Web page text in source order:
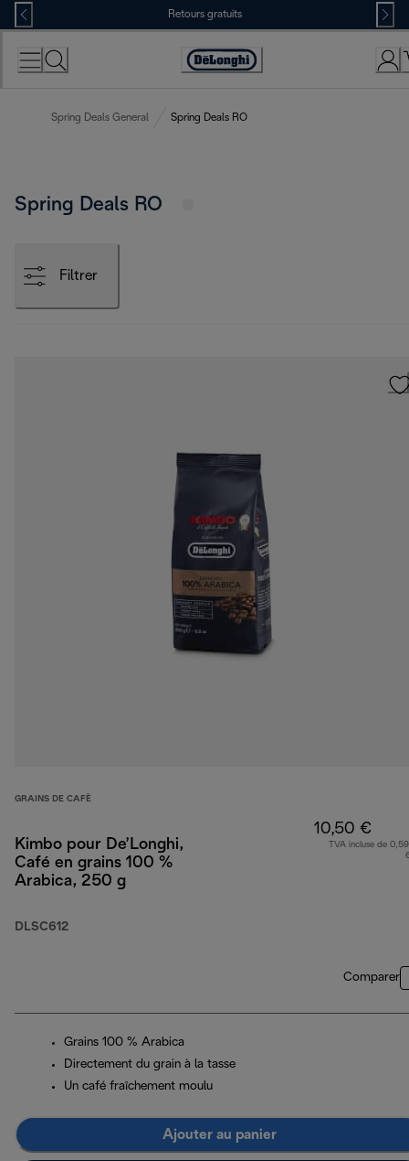
Skip
to
Content
Retours gratuits
Déclaration
Spring Deals General Spring Deals RO
Spring Deals RO
Filtrer
GRAINS DE CAFÈ
Kimbo pour De’Longhi,
Café en grains 100 %
Arabica, 250 g
DLSC612
10,50 €
TVA incluse de
Comparer
Grains 100 % Arabica
Directement du grain à la tasse
Un café fraîchement moulu
Ajouter au panier